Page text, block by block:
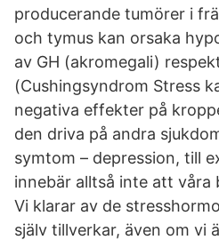
producerande tumörer i
och tymus kan orsaka
av GH (akromegali)
(Cushingsyndrom Stress
negativa effekter på
den driva på andra
symtom – depression, till
innebär alltså inte att våra
Vi klarar av de
själv tillverkar, även om vi